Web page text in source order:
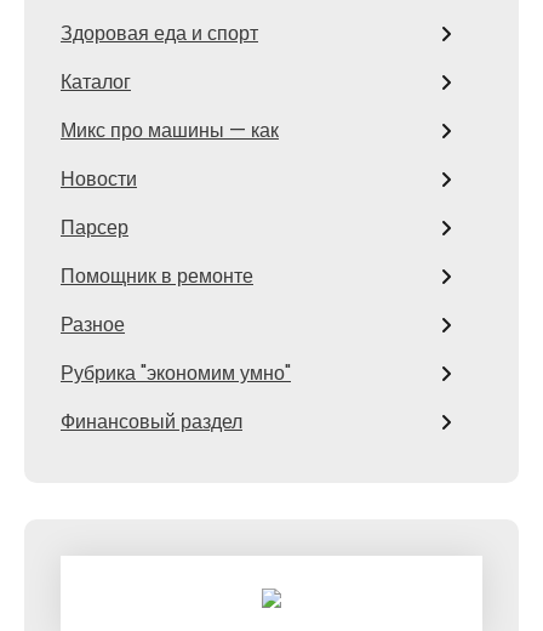
Здоровая еда и спорт
Каталог
Микс про машины — как
Новости
Парсер
Помощник в ремонте
Разное
Рубрика "экономим умно"
Финансовый раздел